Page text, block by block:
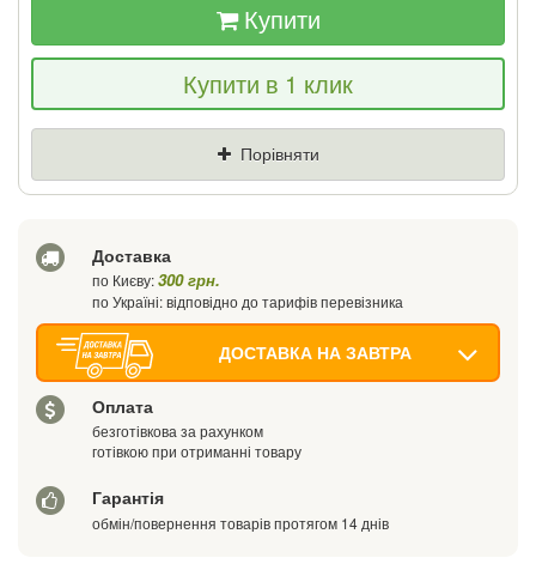
Якщо Ви знайдете товар дешевше - ми
знизимо ціну і подаруємо % від різниці
Купити
Купити в 1 клик
Порівняти
Доставка
по Києву:300 грн.
по Україні: відповідно до тарифів перевізника
ДОСТАВКА НА ЗАВТРА
Оплата
безготівкова за рахунком
готівкою при отриманні товару
Гарантія
обмін/повернення товарів протягом 14 днів